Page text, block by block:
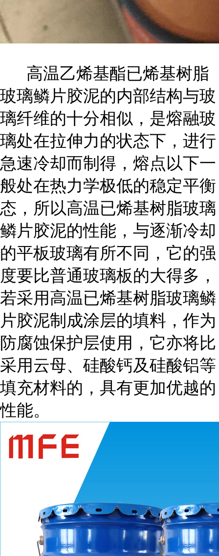
高温乙烯基酯已烯基树脂
玻璃鳞片胶泥的内部结构与玻
璃纤维的十分相似，是熔融玻
璃处在拉伸力的状态下，进行
急速冷却而制得，熔点以下一
般处在热力学极低的稳定平衡
态，所以高温已烯基树脂玻璃
鳞片胶泥的性能，与逐渐冷却
的平板玻璃有所不同，它的强
度要比普通玻璃板的大得多，
若采用高温已烯基树脂玻璃鳞
片胶泥制成涂层的填料，作为
防腐蚀保护层使用，它亦将比
采用云母、硅酸钙及硅酸铝等
填充材料的，具有更加优越的
性能。